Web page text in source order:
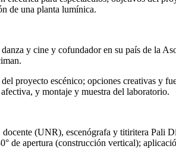
de una planta lumínica.
y cine y cofundador en su país de la
proyecto escénico; opciones creativas y
y montaje y muestra del laboratorio.
(UNR), escenógrafa y titiritera Pali
de apertura (construcción vertical);